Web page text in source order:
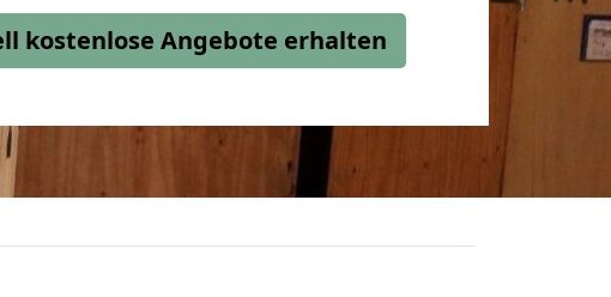
kostenlose Angebote erhalten